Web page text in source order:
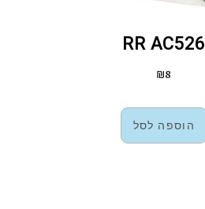
RR AC526
₪8
הוספה לסל